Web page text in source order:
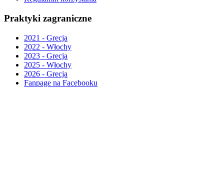
Praktyki zagraniczne
2021 - Grecja
2022 - Włochy
2023 - Grecja
2025 - Włochy
2026 - Grecja
Fanpage na Facebooku